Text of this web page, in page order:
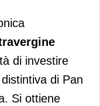
per Pan
di investire
di Pan
Si ottiene